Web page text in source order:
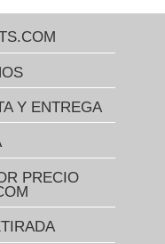
Y ENTREGA
PRECIO